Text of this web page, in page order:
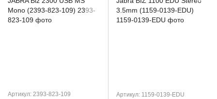
Артикул: 2393-823-109 Артикул: 1159-0139-EDU